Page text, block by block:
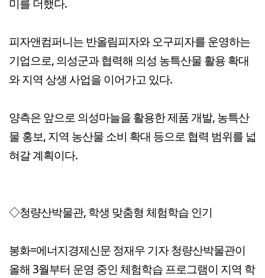
미를 더했다.
피자앤컴퍼니는 반올림피자와 오구피자를 운영하는
기업으로, 의성군과 협력해 의성 농특산물 활용 확대
와 지역 상생 사업을 이어가고 있다.
양측은 앞으로 의성마늘을 활용한 제품 개발, 농특산
물 홍보, 지역 농산물 소비 확대 등으로 협력 범위를 넓
혀갈 계획이다.
◇청량산박물관, 학생 맞춤형 체험학습 인기
봉화=에너지경제신문 정재우 기자 청량산박물관이
올해 3월부터 운영 중인 체험학습 프로그램이 지역 학